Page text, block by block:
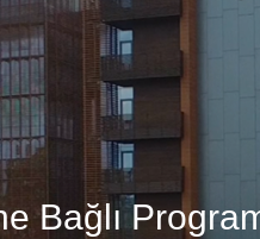
Bağlı